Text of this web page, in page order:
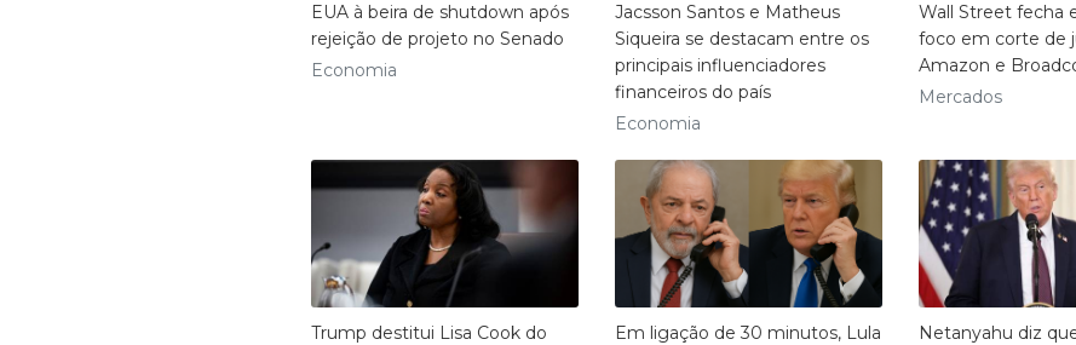
EUA à beira de shutdown após
rejeição de projeto no Senado
Economia
Jacsson Santos e Matheus
Siqueira se destacam entre os
principais influenciadores
financeiros do país
Economia
Wall Street fecha
foco em corte de
Amazon e
Mercados
Trump destitui Lisa Cook do
Em ligação de 30 minutos, Lula
Netanyahu diz